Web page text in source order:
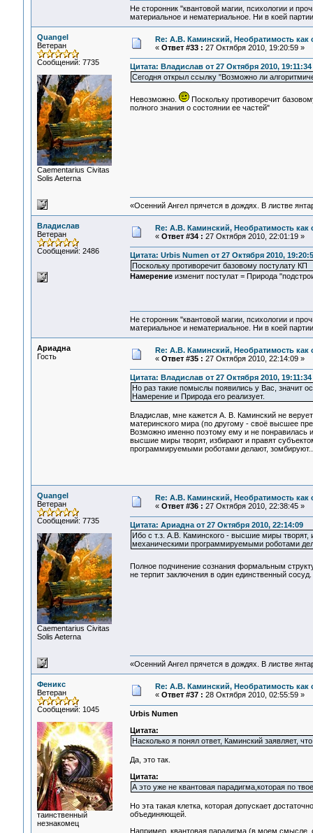
Не сторонник "квантовой магии, психологии и
материальное и нематериальное. Ни в коей
Quangel
Ветеран
Сообщений: 7735
Сaementarius Civitas
Solis Aeterna
Re: А.В. Каминский, Необратимость как
« Ответ #33 : 27 Октября 2010, 19:20:59 »
Цитата: Владислав от 27 Октября 2010, 19:11:34
Сегодня открыл ссылку "Возможно ли
Невозможно.
Поскольку противоречит
полного знания о состоянии ее частей"
«Осенний Ангел прячется в дождях. В листве
Владислав
Ветеран
Сообщений: 2486
Re: А.В. Каминский, Необратимость как
« Ответ #34 : 27 Октября 2010, 22:01:19 »
Цитата: Urbis Numen от 27 Октября 2010,
Поскольку противоречит базовому постулату КП
Намерение изменит постулат = Природа
Не сторонник "квантовой магии, психологии и
материальное и нематериальное. Ни в коей
Ариадна
Гость
Re: А.В. Каминский, Необратимость как
« Ответ #35 : 27 Октября 2010, 22:14:09 »
Цитата: Владислав от 27 Октября 2010, 19:11:34
Но раз такие помыслы появились у Вас, значит
Намерение и Природа его реализует.
Владислав, мне кажется А. В. Каминский не
материнского мира (по другому - своё высшее
Возможно именно поэтому ему и не понравилась
высшие миры творят, избирают и правят
программируемыми роботами делают,
Quangel
Ветеран
Сообщений: 7735
Сaementarius Civitas
Solis Aeterna
Re: А.В. Каминский, Необратимость как
« Ответ #36 : 27 Октября 2010, 22:38:45 »
Цитата: Ариадна от 27 Октября 2010, 22:14:09
Ибо с т.з. А.В. Каминского - высшие миры
механическими программируемыми роботами
Полное подчинение сознания формальным
не терпит заключения в один единственный сосуд.
«Осенний Ангел прячется в дождях. В листве
Феникс
Ветеран
Сообщений: 1045
таинственный
незнакомец
Re: А.В. Каминский, Необратимость как
« Ответ #37 : 28 Октября 2010, 02:55:59 »
Urbis Numen
Цитата:
Насколько я понял ответ, Каминский заявляет,
Да, это так.
Цитата:
А это уже не квантовая парадигма,которая по
Но эта такая клетка, которая допускает
объединяющей.
Например, квантовая парадигма (в моем смысле,